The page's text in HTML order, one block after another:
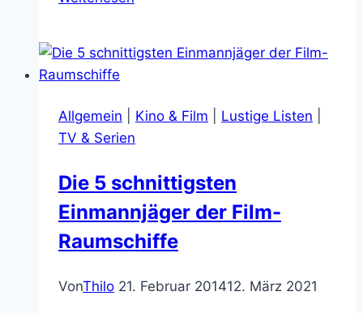
Im
der
Mosel
Allgemein Kino & Film Lustige Listen
TV & Serien
Die 5 schnittigsten
Einmannjäger der Film-
Raumschiffe
VonThilo 21. Februar 201412. März 2021